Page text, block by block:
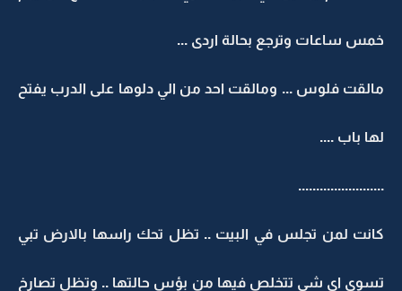
خمس ساعات وترجع بحالة اردى ...
مالقت فلوس ... ومالقت احد من الي دلوها على الدرب يفتح
لها باب ....
........................
كانت لمن تجلس في البيت .. تظل تحك راسها بالارض تبي
تسوي اي شي تتخلص فيها من بؤس حالتها .. وتظل تصارخ